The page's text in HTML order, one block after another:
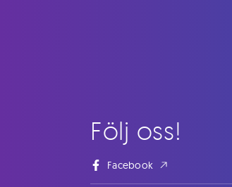
Följ oss!
Facebook